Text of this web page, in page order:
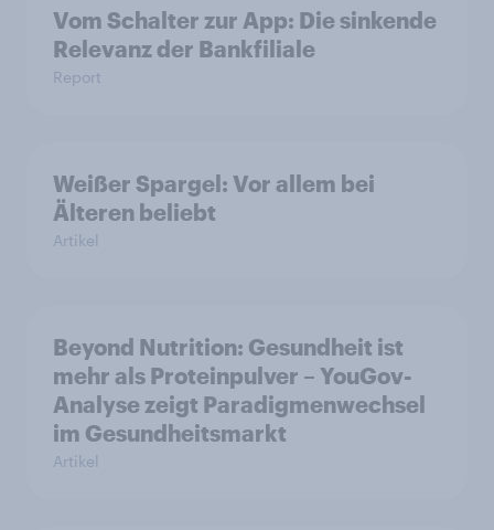
Vom Schalter zur App: Die sinkende
Relevanz der Bankfiliale
Report
Weißer Spargel: Vor allem bei
Älteren beliebt
Artikel
Beyond Nutrition: Gesundheit ist
mehr als Proteinpulver – YouGov-
Analyse zeigt Paradigmenwechsel
im Gesundheitsmarkt
Artikel